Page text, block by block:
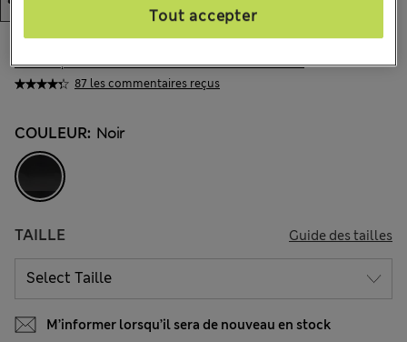
87 les commentaires reçus
CHF119.00
Tous les prix incluent les taxes et les frais de douanes
COULEUR: Noir
TAILLE Guide des tailles
M’informer lorsqu’il sera de nouveau en stock
Tout accepter